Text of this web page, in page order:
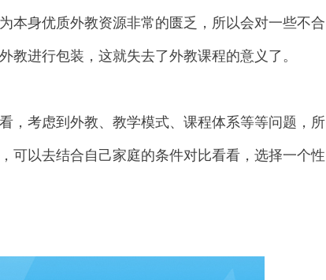
身优质外教资源非常的匮乏，所以会对一些不合
进行包装，这就失去了外教课程的意义了。
考虑到外教、教学模式、课程体系等等问题，所
可以去结合自己家庭的条件对比看看，选择一个性